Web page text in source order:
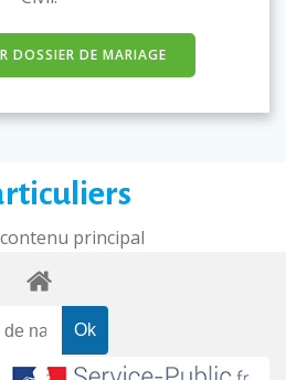
DOSSIER DE MARIAGE
principal